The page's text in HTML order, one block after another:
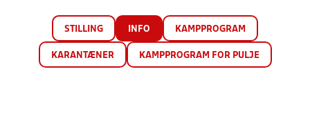
STILLING INFO KAMPPROGRAM
KARANTÆNER KAMPPROGRAM FOR PULJE